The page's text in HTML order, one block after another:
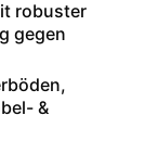
robuster
gegen
&